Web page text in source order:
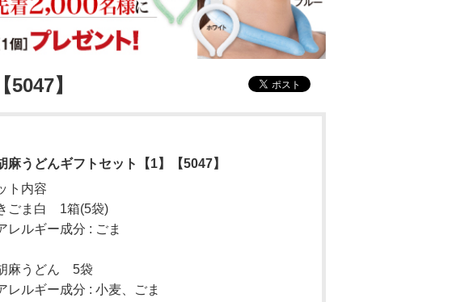
】
麻うどんギフトセット【1】【5047】
ト内容
ごま白 1箱(5袋)
レルギー成分 : ごま
麻うどん 5袋
レルギー成分 : 小麦、ごま